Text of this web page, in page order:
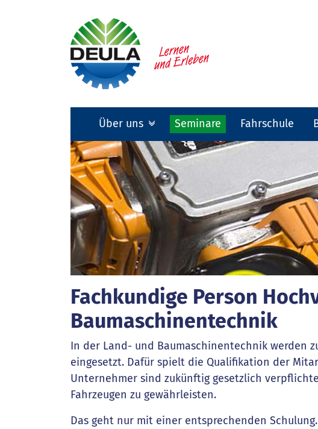
Über uns Seminare Fahrschule
Fachkundige Person
Baumaschinentechnik
In der Land- und Baumaschinentechnik werden
eingesetzt. Dafür spielt die Qualifikation der
Unternehmer sind zukünftig gesetzlich
Fahrzeugen zu gewährleisten.
Das geht nur mit einer entsprechenden